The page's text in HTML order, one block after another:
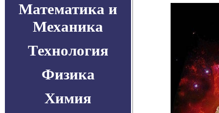
Математика и
Механика
Технология
Физика
Химия